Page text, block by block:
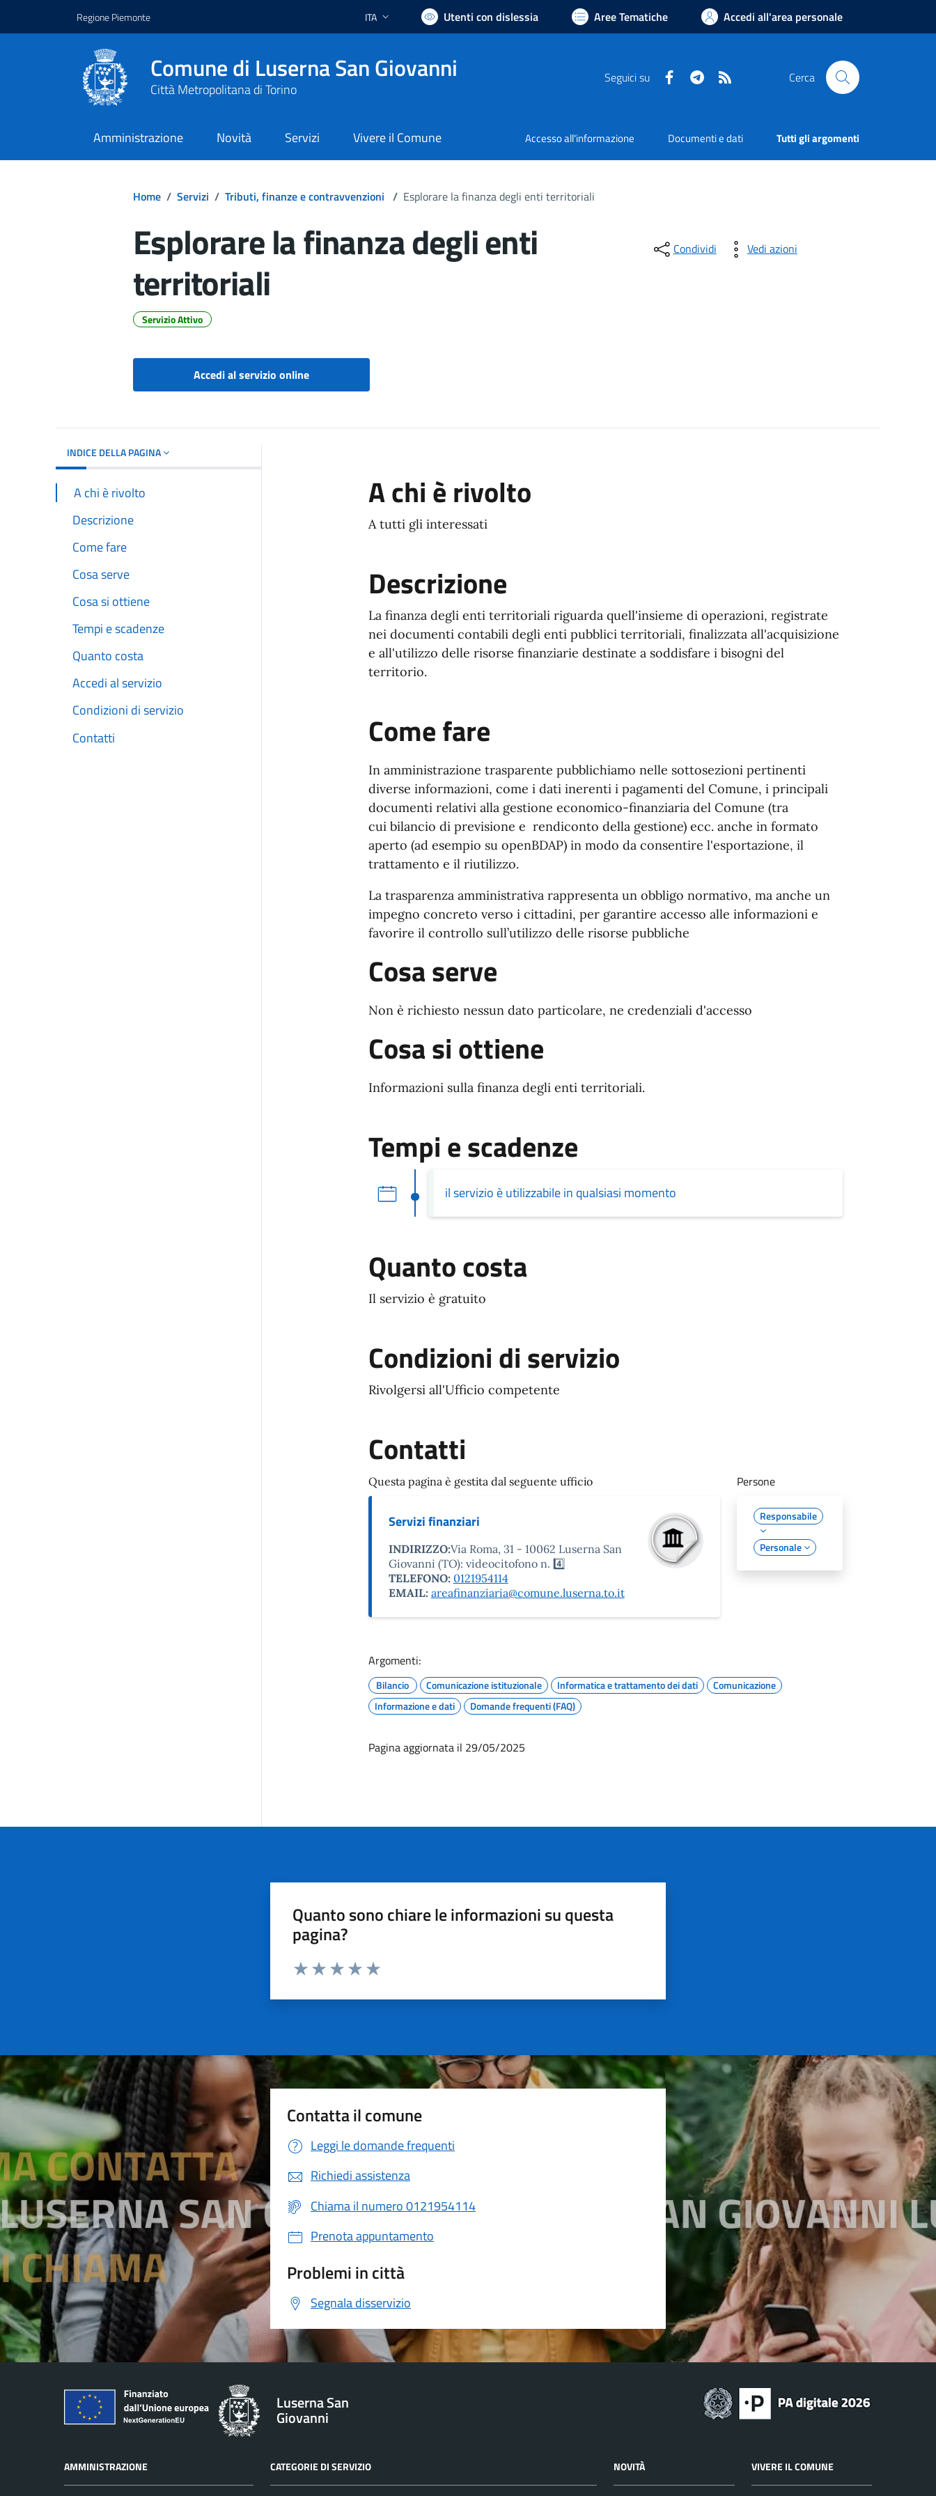
Regione Piemonte Lingua attiva:
ITA Utenti con dislessia Aree Tematiche Accedi all'area personale
Comune di Luserna San Giovanni
Città Metropolitana di Torino
Seguici su FacebookTelegram Cerca
Amministrazione Novità Servizi Vivere il Comune Accesso all'informazione Documenti e dati Tutti gli argomenti
Home / Servizi / Tributi, finanze e contravvenzioni / Esplorare la finanza degli enti territoriali
Esplorare la finanza degli enti
territoriali
Servizio Attivo
Accedi al servizio online
Condividi Vedi azioni
INDICE DELLA PAGINA
A chi è rivolto
Descrizione
Come fare
Cosa serve
Cosa si ottiene
Tempi e scadenze
Quanto costa
Accedi al servizio
Condizioni di servizio
Contatti
A chi è rivolto
A tutti gli interessati
Descrizione
La finanza degli enti territoriali riguarda quell'insieme di operazioni, registrate
nei documenti contabili degli enti pubblici territoriali, finalizzata all'acquisizione
e all'utilizzo delle risorse finanziarie destinate a soddisfare i bisogni del
territorio.
Come fare
In amministrazione trasparente pubblichiamo nelle sottosezioni pertinenti
diverse informazioni, come i dati inerenti i pagamenti del Comune, i principali
documenti relativi alla gestione economico-finanziaria del Comune (tra
cui bilancio di previsione e rendiconto della gestione) ecc. anche in formato
aperto (ad esempio su openBDAP) in modo da consentire l'esportazione, il
trattamento e il riutilizzo.
La trasparenza amministrativa rappresenta un obbligo normativo, ma anche un
impegno concreto verso i cittadini, per garantire accesso alle informazioni e
favorire il controllo sull’utilizzo delle risorse pubbliche
Cosa serve
Non è richiesto nessun dato particolare, ne credenziali d'accesso
Cosa si ottiene
Informazioni sulla finanza degli enti territoriali.
Tempi e scadenze
il servizio è utilizzabile in qualsiasi momento
Quanto costa
Il servizio è gratuito
Condizioni di servizio
Rivolgersi all'Ufficio competente
Contatti
Questa pagina è gestita dal seguente ufficio
Servizi finanziari
INDIRIZZO:Via Roma, 31 - 10062 Luserna San
Giovanni (TO): videocitofono n. 4️⃣
TELEFONO: 0121954114
EMAIL: areafinanziaria@comune.luserna.to.it
Persone
Responsabile
Personale
Argomenti:
Bilancio Comunicazione istituzionale Informatica e trattamento dei dati
Comunicazione
Informazione e dati
Domande frequenti (FAQ)
Pagina aggiornata il 29/05/2025
Quanto sono chiare le informazioni su questa
pagina?
Valuta da 1 a 5 stelle la pagina
Contatta il comune
Leggi le domande frequenti
Richiedi assistenza
Chiama il numero 0121954114
Prenota appuntamento
Problemi in città
Segnala disservizio
Luserna San
Giovanni
AMMINISTRAZIONE CATEGORIE DI SERVIZIO NOVITÀ VIVERE IL COMUNE